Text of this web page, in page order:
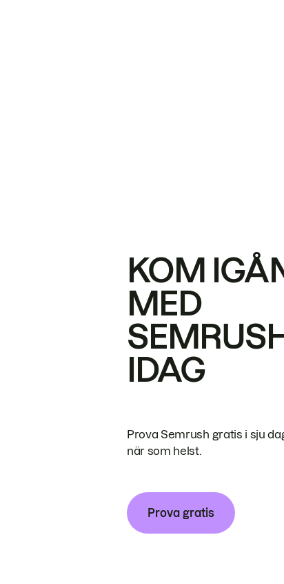
KOM
MED
IDAG
Prova Semrush gratis i sju
när som helst.
Prova gratis